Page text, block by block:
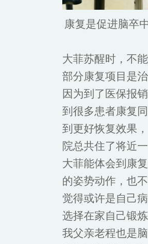
康复是促进脑卒
大菲苏醒时，不
部分康复项目是
因为到了医保报
到很多患者康复
到更好恢复效果
院总共住了将近
大菲能体会到康
的姿势动作，也
觉得或许是自己
选择在家自己锻
我父亲老程也是